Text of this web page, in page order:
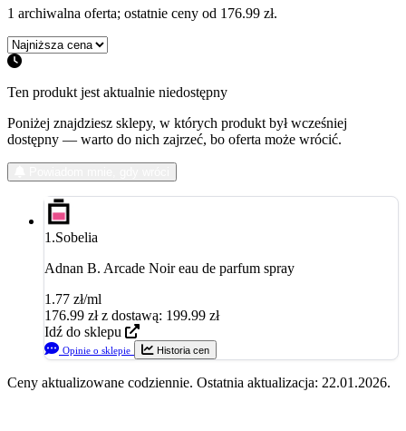
1 archiwalna oferta; ostatnie ceny od 176.99 zł.
Ten produkt jest aktualnie niedostępny
Poniżej znajdziesz sklepy, w których produkt był wcześniej
dostępny — warto do nich zajrzeć, bo oferta może wrócić.
1.Sobelia
Adnan B. Arcade Noir eau de parfum spray
1.77 zł/ml
176.99 zł z dostawą: 199.99 zł
Idź do sklepu
Opinie o sklepie Historia cen
Ceny aktualizowane codziennie. Ostatnia aktualizacja: 22.01.2026.